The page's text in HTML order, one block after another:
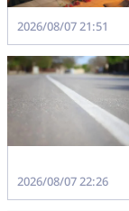
2026/08/07 21:51
2026/08/07 22:26